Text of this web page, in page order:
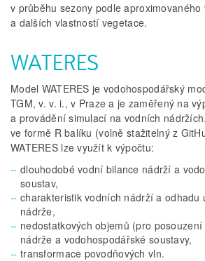
v průběhu sezony podle
a dalších vlastností vegetace.
WATERES
Model WATERES je vodohospodářský
TGM, v. v. i., v Praze a je zaměřený na
a provádění simulací na vodních
ve formě R balíku (volně stažitelný z
WATERES lze využít k výpočtu:
dlouhodobé vodní bilance nádrží a
soustav,
charakteristik vodních nádrží a odhadu
nádrže,
nedostatkových objemů (pro
nádrže a vodohospodářské soustavy,
transformace povodňových vln.